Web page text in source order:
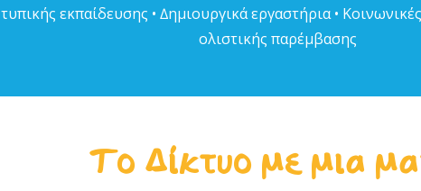
εκπαίδευσης • ∆ηµιουργικά εργαστήρια •
ολιστικής παρέµβασης
Το Δίκτυο με μια